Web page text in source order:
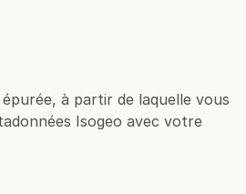
à partir de laquelle vous
Isogeo avec votre